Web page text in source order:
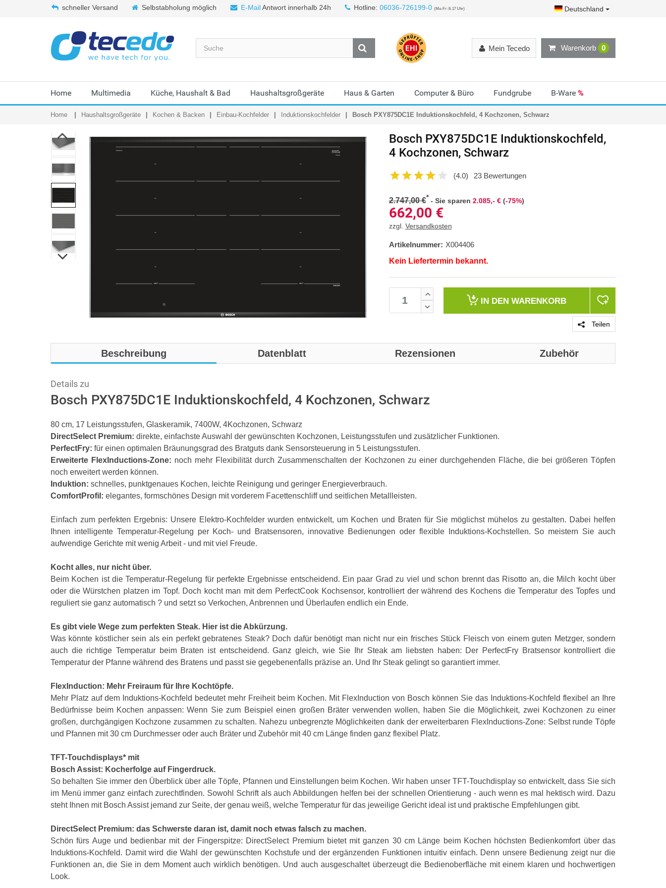
schneller Versand Selbstabholung möglich E-MailAntwort innerhalb 24h Hotline: 06036-726199-0 (Mo-Fr: 8-17 Uhr) Deutschland
Warenkorb 0
Mein Tecedo
Home Multimedia Küche, Haushalt & Bad Haushaltsgroßgeräte Haus & Garten Computer & Büro Fundgrube B-Ware %
Home Haushaltsgroßgeräte Kochen & Backen Einbau-Kochfelder Induktionskochfelder Bosch PXY875DC1E Induktionskochfeld, 4 Kochzonen, Schwarz
Bosch PXY875DC1E Induktionskochfeld,
4 Kochzonen, Schwarz
(4.0) 23 Bewertungen
2.747,00 €* - Sie sparen 2.085,- €(-75%)
662,00 €
zzgl. Versandkosten
Artikelnummer: X004406
Kein Liefertermin bekannt.
IN DEN WARENKORB
Teilen
Beschreibung Datenblatt Rezensionen Zubehör
Details zu
Bosch PXY875DC1E Induktionskochfeld, 4 Kochzonen, Schwarz
80 cm, 17 Leistungsstufen, Glaskeramik, 7400W, 4Kochzonen, Schwarz
DirectSelect Premium: direkte, einfachste Auswahl der gewünschten Kochzonen, Leistungsstufen und zusätzlicher Funktionen.
PerfectFry: für einen optimalen Bräunungsgrad des Bratguts dank Sensorsteuerung in 5 Leistungsstufen.
Erweiterte FlexInductions-Zone: noch mehr Flexibilität durch Zusammenschalten der Kochzonen zu einer durchgehenden Fläche, die bei größeren Töpfen
noch erweitert werden können.
Induktion: schnelles, punktgenaues Kochen, leichte Reinigung und geringer Energieverbrauch.
ComfortProfil: elegantes, formschönes Design mit vorderem Facettenschliff und seitlichen Metallleisten.
Einfach zum perfekten Ergebnis: Unsere Elektro-Kochfelder wurden entwickelt, um Kochen und Braten für Sie möglichst mühelos zu gestalten. Dabei helfen
Ihnen intelligente Temperatur-Regelung per Koch- und Bratsensoren, innovative Bedienungen oder flexible Induktions-Kochstellen. So meistern Sie auch
aufwendige Gerichte mit wenig Arbeit - und mit viel Freude.
Kocht alles, nur nicht über.
Beim Kochen ist die Temperatur-Regelung für perfekte Ergebnisse entscheidend. Ein paar Grad zu viel und schon brennt das Risotto an, die Milch kocht über
oder die Würstchen platzen im Topf. Doch kocht man mit dem PerfectCook Kochsensor, kontrolliert der während des Kochens die Temperatur des Topfes und
reguliert sie ganz automatisch ? und setzt so Verkochen, Anbrennen und Überlaufen endlich ein Ende.
Es gibt viele Wege zum perfekten Steak. Hier ist die Abkürzung.
Was könnte köstlicher sein als ein perfekt gebratenes Steak? Doch dafür benötigt man nicht nur ein frisches Stück Fleisch von einem guten Metzger, sondern
auch die richtige Temperatur beim Braten ist entscheidend. Ganz gleich, wie Sie Ihr Steak am liebsten haben: Der PerfectFry Bratsensor kontrolliert die
Temperatur der Pfanne während des Bratens und passt sie gegebenenfalls präzise an. Und Ihr Steak gelingt so garantiert immer.
FlexInduction: Mehr Freiraum für Ihre Kochtöpfe.
Mehr Platz auf dem Induktions-Kochfeld bedeutet mehr Freiheit beim Kochen. Mit FlexInduction von Bosch können Sie das Induktions-Kochfeld flexibel an Ihre
Bedürfnisse beim Kochen anpassen: Wenn Sie zum Beispiel einen großen Bräter verwenden wollen, haben Sie die Möglichkeit, zwei Kochzonen zu einer
großen, durchgängigen Kochzone zusammen zu schalten. Nahezu unbegrenzte Möglichkeiten dank der erweiterbaren FlexInductions-Zone: Selbst runde Töpfe
und Pfannen mit 30 cm Durchmesser oder auch Bräter und Zubehör mit 40 cm Länge finden ganz flexibel Platz.
TFT-Touchdisplays* mit
Bosch Assist: Kocherfolge auf Fingerdruck.
So behalten Sie immer den Überblick über alle Töpfe, Pfannen und Einstellungen beim Kochen. Wir haben unser TFT-Touchdisplay so entwickelt, dass Sie sich
im Menü immer ganz einfach zurechtfinden. Sowohl Schrift als auch Abbildungen helfen bei der schnellen Orientierung - auch wenn es mal hektisch wird. Dazu
steht Ihnen mit Bosch Assist jemand zur Seite, der genau weiß, welche Temperatur für das jeweilige Gericht ideal ist und praktische Empfehlungen gibt.
DirectSelect Premium: das Schwerste daran ist, damit noch etwas falsch zu machen.
Schön fürs Auge und bedienbar mit der Fingerspitze: DirectSelect Premium bietet mit ganzen 30 cm Länge beim Kochen höchsten Bedienkomfort über das
Induktions-Kochfeld. Damit wird die Wahl der gewünschten Kochstufe und der ergänzenden Funktionen intuitiv einfach. Denn unsere Bedienung zeigt nur die
Funktionen an, die Sie in dem Moment auch wirklich benötigen. Und auch ausgeschaltet überzeugt die Bedienoberfläche mit einem klaren und hochwertigen
Look.